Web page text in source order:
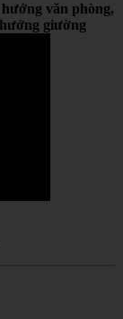
văn phòng,
giường